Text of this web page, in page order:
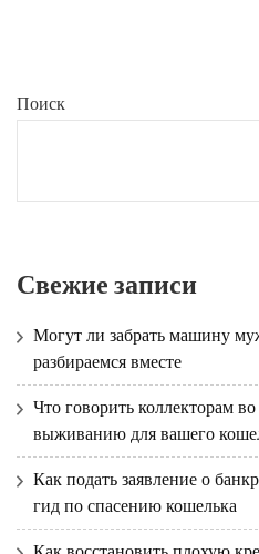
Поиск
Свежие записи
Могут ли забрать машину
разбираемся вместе
Что говорить коллекторам
выживанию для вашего
Как подать заявление о
гид по спасению кошелька